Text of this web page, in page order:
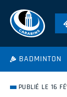
BADMINTON
PUBLIÉ LE 16